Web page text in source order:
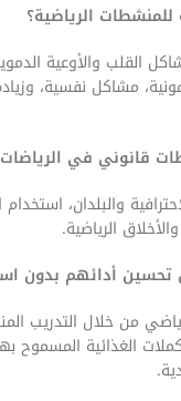
للمنشطات الرياضية؟
القلب والأوعية
مشاكل نفسية،
قانوني في الرياضات
والبلدان،
الرياضية.
تحسين أدائهم بدون
من خلال التدريب
الغذائية المسموح